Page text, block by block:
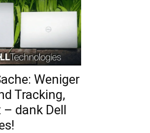
Weniger
Tracking,
dank Dell